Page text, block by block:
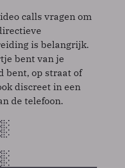
calls vragen om
is belangrijk.
bent van je
bent, op straat of
discreet in een
de telefoon.